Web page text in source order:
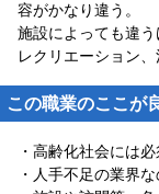
容がかなり違う。
施設によっても違
レクリエーション
この職業のここが
・高齢化社会には必
・人手不足の業界